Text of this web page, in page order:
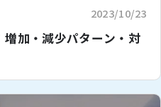
2023/10/23
加・減少パターン・対